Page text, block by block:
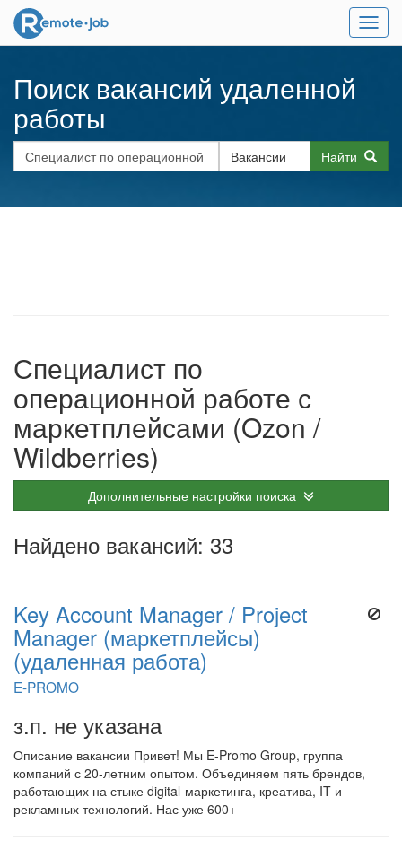
Меню
Поиск вакансий удаленной
работы
Найти
Специалист по
операционной работе с
маркетплейсами (Ozon /
Wildberries)
Дополнительные настройки поиска
Найдено вакансий: 33
Key Account Manager / Project
Manager (маркетплейсы)
(удаленная работа)
E-PROMO
з.п. не указана
Описание вакансии Привет! Мы E-Promo Group, группа
компаний с 20-летним опытом. Объединяем пять брендов,
работающих на стыке digital-маркетинга, креатива, IT и
рекламных технологий. Нас уже 600+